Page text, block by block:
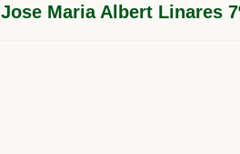
Jose Maria Albert Linares